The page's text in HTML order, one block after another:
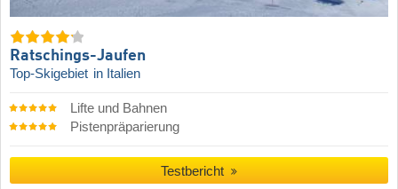
Ratschings-Jaufen
Top-Skigebiet in Italien
Lifte und Bahnen
Pistenpräparierung
Testbericht